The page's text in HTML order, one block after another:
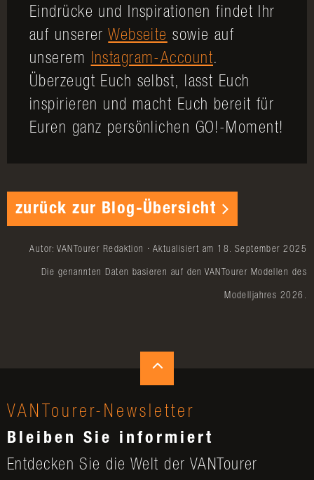
Eindrücke und Inspirationen findet Ihr
auf unserer Webseite sowie auf
unserem Instagram-Account.
Überzeugt Euch selbst, lasst Euch
inspirieren und macht Euch bereit für
Euren ganz persönlichen GO!-Moment!
zurück zur Blog-Übersicht
Autor: VANTourer Redaktion · Aktualisiert am 18. September 2025
Die genannten Daten basieren auf den VANTourer Modellen des
Modelljahres 2026.
VANTourer-Newsletter
Bleiben Sie informiert
Entdecken Sie die Welt der VANTourer